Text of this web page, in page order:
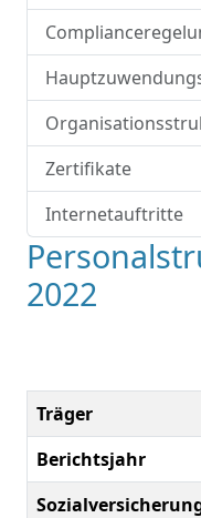
Zertifikate
Internetauftritte
2022
Träger
Berichtsjahr